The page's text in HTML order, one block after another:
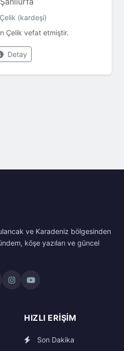
(kardeşi)
Çelik vefat etmiştir.
Detay
ve Karadeniz bölgesinden
köşe yazıları ve güncel
HIZLI ERIŞIM
Son Dakika